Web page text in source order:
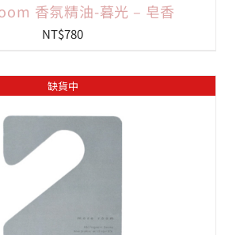
香氛精油-暮光 – 皂香
NT$780
缺貨中